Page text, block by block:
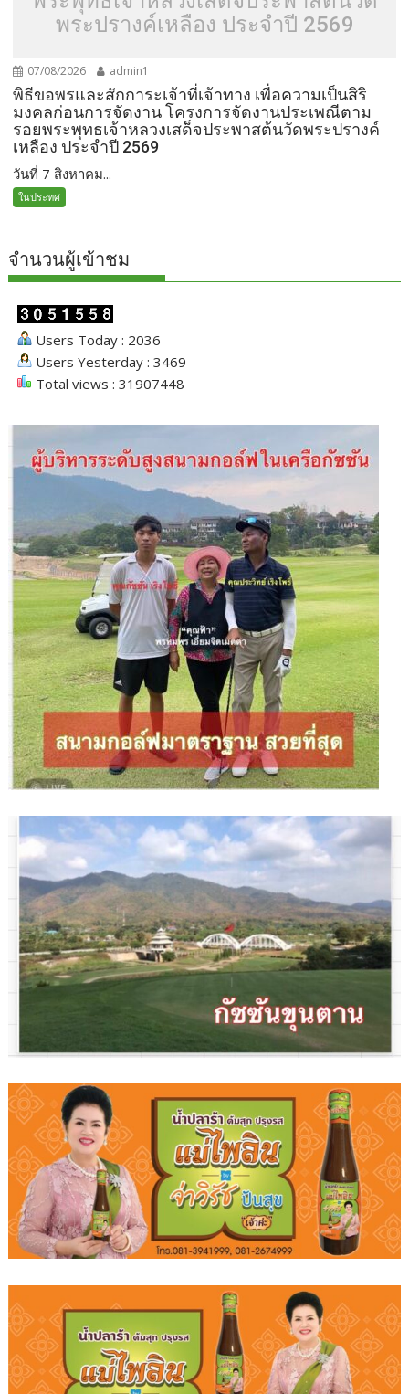
พระปรางค์เหลือง ประจำปี 2569
07/08/2026 admin1
พิธีขอพรและสักการะเจ้าที่เจ้าทาง เพื่อความเป็นสิริ
มงคลก่อนการจัดงาน โครงการจัดงานประเพณีตาม
รอยพระพุทธเจ้าหลวงเสด็จประพาสต้นวัดพระปรางค์
เหลือง ประจำปี 2569
วันที่ 7 สิงหาคม...
ในประทศ
จำนวนผู้เข้าชม
Users Today : 2036
Users Yesterday : 3469
Total views : 31907448